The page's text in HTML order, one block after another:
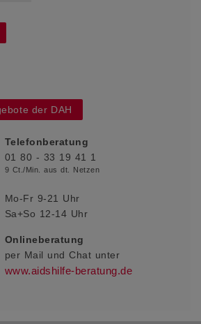
der DAH
Telefonberatung
01 80 - 33 19 41 1
9 Ct./Min. aus dt. Netzen
Mo-Fr 9-21 Uhr
Sa+So 12-14 Uhr
Onlineberatung
per Mail und Chat unter
www.aidshilfe-beratung.de